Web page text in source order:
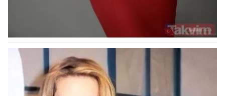
takdirde, kullanıcılara hedefli reklamlar
Sizlere daha iyi bir hizmet sunabilmek için İnternet
Sitemizde kendimize ve üçüncü kişilere ait çerezler
kullanılmaktadır. Bu çerezler vasıtasıyla çeşitli kişisel
verileriniz işlenmekte olup gerekli olan çerezler bilgi
toplumu hizmetlerinin sunulması amacıyla